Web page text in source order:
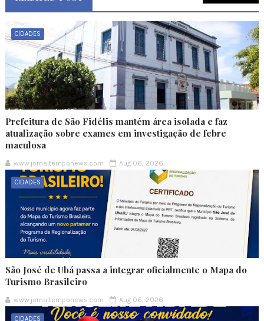
CIDADES
Prefeitura de São Fidélis mantém área isolada e faz
atualização sobre exames em investigação de febre
maculosa
www.jornaltemponews.com Aug 06, 2026
CIDADES
São José de Ubá passa a integrar oficialmente o Mapa do
Turismo Brasileiro
www.jornaltemponews.com Aug 06, 2026
CIDADES